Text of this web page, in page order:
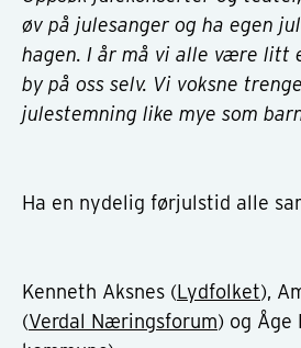
øv på julesanger og ha egen
hagen. I år må vi alle være litt
by på oss selv. Vi voksne
julestemning like mye som
Ha en nydelig førjulstid alle
Kenneth Aksnes (Lydfolket),
(Verdal Næringsforum) og Åge